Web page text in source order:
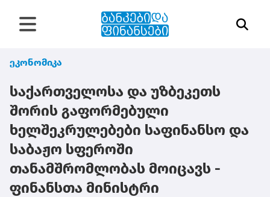
ეკონომიკა
საქართველოსა და უზბეკეთს
შორის გაფორმებული
ხელშეკრულებები საფინანსო და
საბაჟო სფეროში
თანამშრომლობას მოიცავს -
ფინანსთა მინისტრი